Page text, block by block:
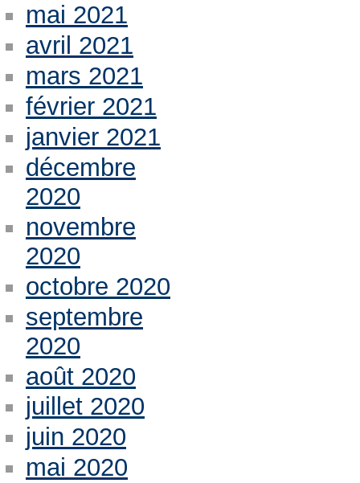
mai 2021
avril 2021
mars 2021
février 2021
janvier 2021
décembre
2020
novembre
2020
octobre 2020
septembre
2020
août 2020
juillet 2020
juin 2020
mai 2020